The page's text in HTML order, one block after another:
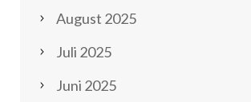
August 2025
Juli 2025
Juni 2025